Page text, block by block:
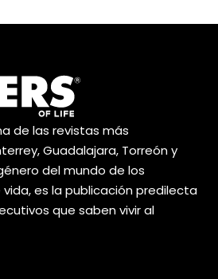
de las revistas más
Guadalajara, Torreón y
del mundo de los
es la publicación predilecta
que saben vivir al